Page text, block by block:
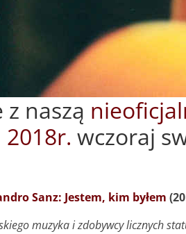
naszą
wczoraj
Sanz: Jestem, kim byłem
muzyka i zdobywcy licznych